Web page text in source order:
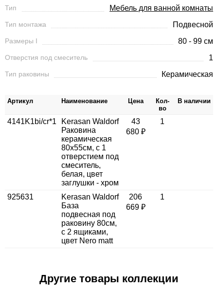
Тип Мебель для ванной комнаты
Тип монтажа Подвесной
Размеры I 80 - 99 см
Отверстия под смеситель 1
Тип раковины Керамическая
Артикул Наименование Цена
Кол-
во
В наличии
4141K1bi/cr*1
Kerasan Waldorf
Раковина
керамическая
80х55см, c 1
отверстием под
смеситель,
белая, цвет
заглушки - хром
43
680 ₽
1
925631
Kerasan Waldorf
База
подвесная под
раковину 80см,
с 2 ящиками,
цвет Nero matt
206
669 ₽
1